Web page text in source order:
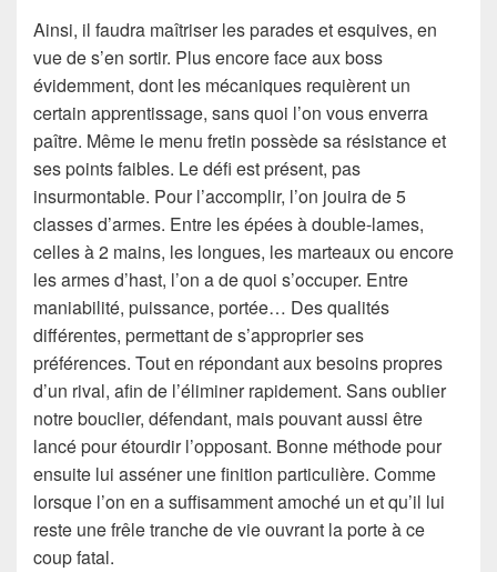
Ainsi, il faudra maîtriser les parades et esquives, en
vue de s’en sortir. Plus encore face aux boss
évidemment, dont les mécaniques requièrent un
certain apprentissage, sans quoi l’on vous enverra
paître. Même le menu fretin possède sa résistance et
ses points faibles. Le défi est présent, pas
insurmontable. Pour l’accomplir, l’on jouira de 5
classes d’armes. Entre les épées à double-lames,
celles à 2 mains, les longues, les marteaux ou encore
les armes d’hast, l’on a de quoi s’occuper. Entre
maniabilité, puissance, portée… Des qualités
différentes, permettant de s’approprier ses
préférences. Tout en répondant aux besoins propres
d’un rival, afin de l’éliminer rapidement. Sans oublier
notre bouclier, défendant, mais pouvant aussi être
lancé pour étourdir l’opposant. Bonne méthode pour
ensuite lui asséner une finition particulière. Comme
lorsque l’on en a suffisamment amoché un et qu’il lui
reste une frêle tranche de vie ouvrant la porte à ce
coup fatal.